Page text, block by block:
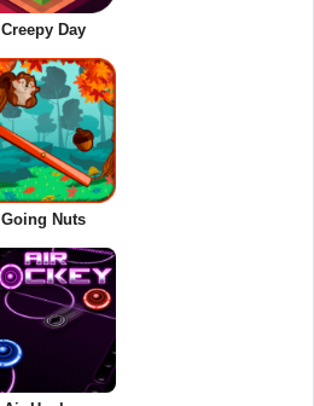
Creepy Day
Going Nuts